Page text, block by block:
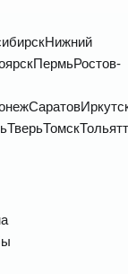
Нижний
ПермьРостов-
Саратов
ТверьТомск